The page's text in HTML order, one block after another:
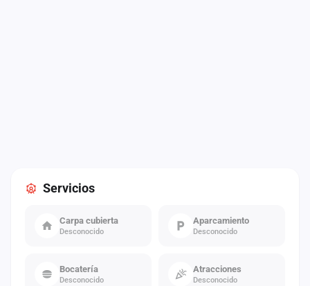
Servicios
Carpa cubierta
Desconocido
Aparcamiento
Desconocido
Bocatería
Desconocido
Atracciones
Desconocido